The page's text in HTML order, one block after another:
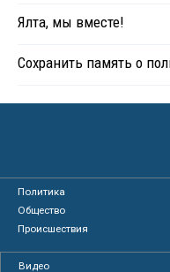
Ялта, мы вместе!
Сохранить память о
Политика
Общество
Происшествия
Видео